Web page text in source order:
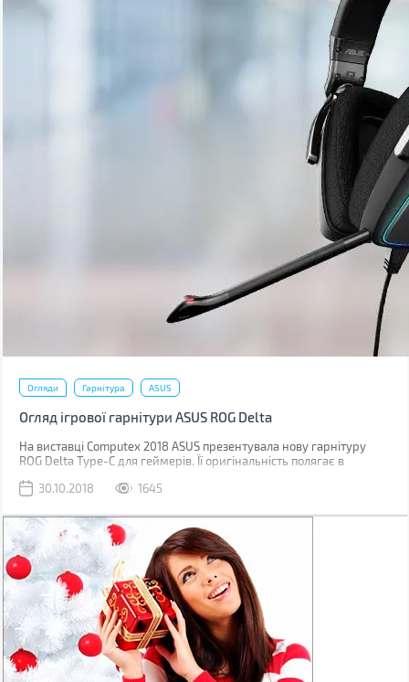
Огляди Гарнітура ASUS
Огляд ігрової гарнітури ASUS ROG Delta
На виставці Computex 2018 ASUS презентувала нову гарнітуру
ROG Delta Type-C для геймерів. Її оригінальність полягає в
перетворювачі й райдужному RGB підсвічуванні. А підключається
30.10.2018 1645